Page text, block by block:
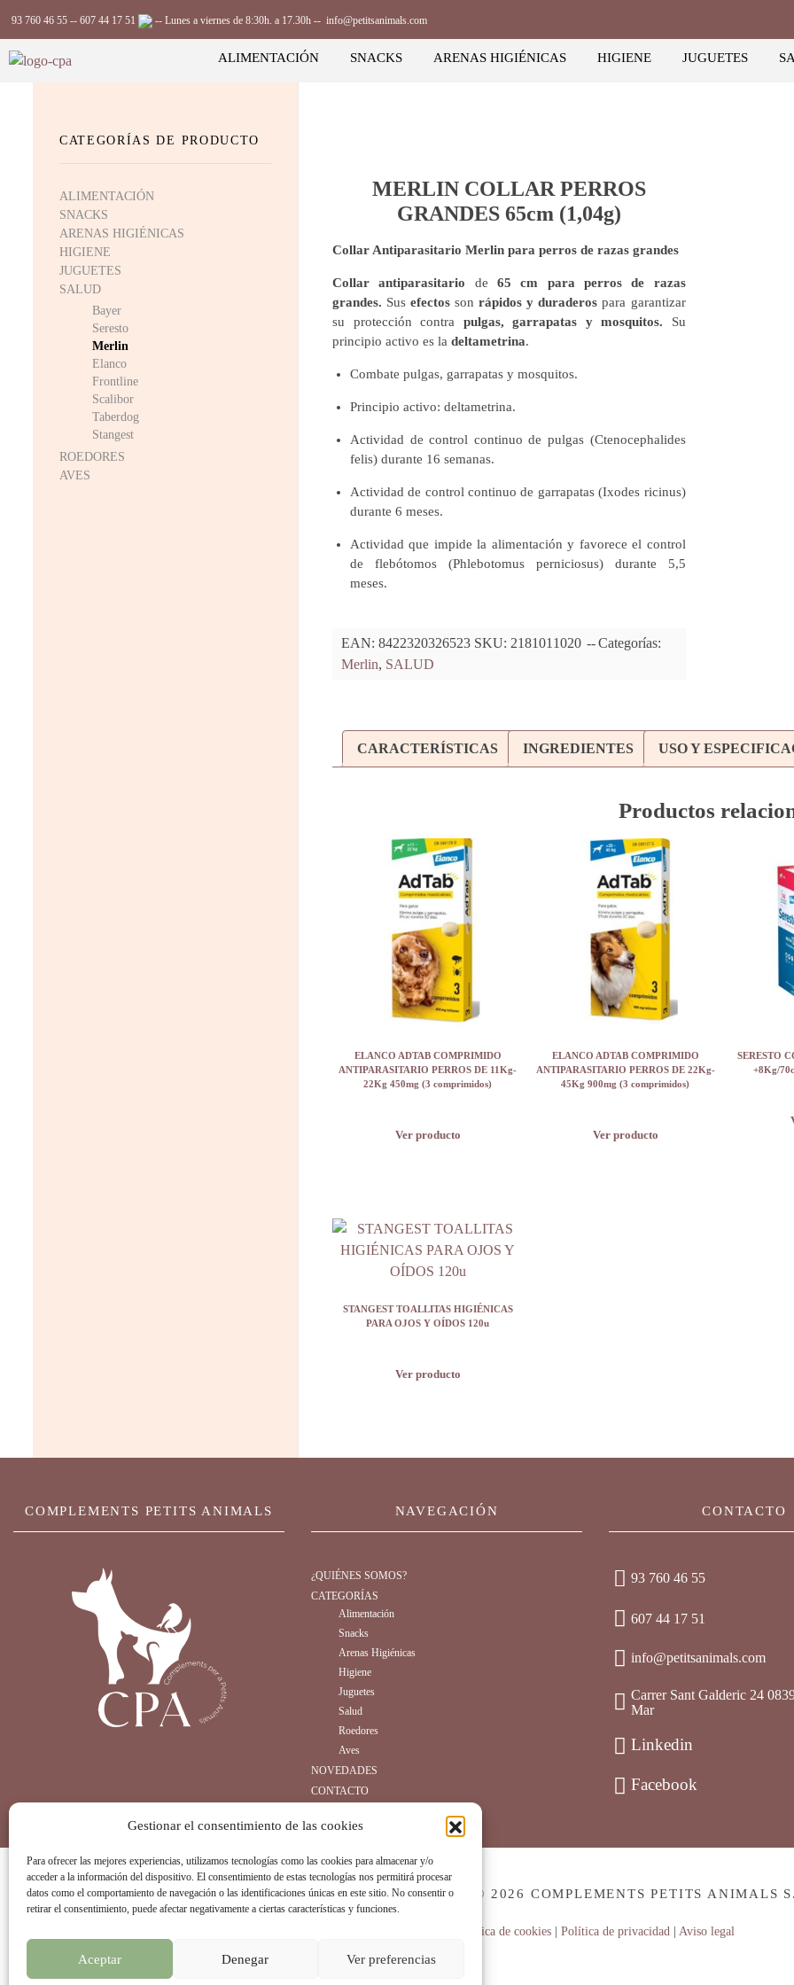
Gestionar el consentimiento de las cookies
Para ofrecer las mejores experiencias, utilizamos tecnologías como las cookies para almacenar y/o
acceder a la información del dispositivo. El consentimiento de estas tecnologías nos permitirá procesar
datos como el comportamiento de navegación o las identificaciones únicas en este sitio. No consentir o
retirar el consentimiento, puede afectar negativamente a ciertas características y funciones.
Aceptar Denegar Ver preferencias
93 760 46 55 -- 607 44 17 51 -- Lunes a viernes de 8:30h. a 17.30h -- info@petitsanimals.com
ALIMENTACIÓN SNACKS ARENAS HIGIÉNICAS HIGIENE JUGUETES
MERLIN COLLAR PERROS
GRANDES 65cm (1,04g)
Collar Antiparasitario Merlin para perros de razas grandes
Collar antiparasitario de 65 cm para perros de razas
grandes. Susefectos sonrápidos y duraderos para garantizar
su protección contra pulgas, garrapatas y mosquitos. Su
principio activo es la deltametrina.
Combate pulgas, garrapatas y mosquitos.
Principio activo: deltametrina.
Actividad de control continuo de pulgas (Ctenocephalides
felis) durante 16 semanas.
Actividad de control continuo de garrapatas (Ixodes ricinus)
durante 6 meses.
Actividad que impide la alimentación y favorece el control
de flebótomos (Phlebotomus perniciosus) durante 5,5
meses.
EAN: 8422320326523 SKU: 2181011020
Categorías:
Merlin, SALUD
CARACTERÍSTICAS INGREDIENTES USO Y
Productos
ELANCO ADTAB COMPRIMIDO
ANTIPARASITARIO PERROS DE 11Kg-
22Kg 450mg (3 comprimidos)
Ver producto
ELANCO ADTAB COMPRIMIDO
ANTIPARASITARIO PERROS DE 22Kg-
45Kg 900mg (3 comprimidos)
Ver producto
SERESTO
+8Kg/
STANGEST TOALLITAS HIGIÉNICAS
PARA OJOS Y OÍDOS 120u
Ver producto
CATEGORÍAS DE PRODUCTO
ALIMENTACIÓN
SNACKS
ARENAS HIGIÉNICAS
HIGIENE
JUGUETES
SALUD
Bayer
Seresto
Merlin
Elanco
Frontline
Scalibor
Taberdog
Stangest
ROEDORES
AVES
COMPLEMENTS PETITS ANIMALS NAVEGACIÓN
¿QUIÉNES SOMOS?
CATEGORÍAS
Alimentación
Snacks
Arenas Higiénicas
Higiene
Juguetes
Salud
Roedores
Aves
NOVEDADES
CONTACTO
CONTACTO
93 760 46 55
607 44 17 51
info@petitsanimals.com
Carrer Sant Galderic 24
Mar
Linkedin
Facebook
COPYRIGHT © 2026 COMPLEMENTS PETITS ANIMALS
Política de cookies| Política de privacidad| Aviso legal